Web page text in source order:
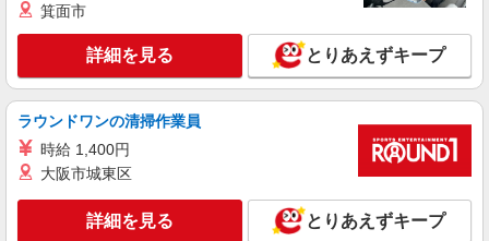
箕面市
詳細を見る とりあえずキープ
ラウンドワンの清掃作業員
時給 1,400円
大阪市城東区
詳細を見る とりあえずキープ